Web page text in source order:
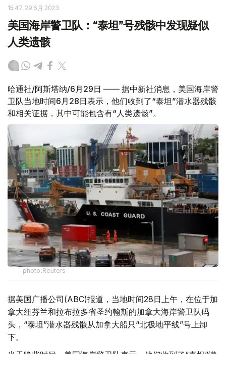
15:47, 29 6月 2023
美国海岸警卫队：“泰坦”号残骸中发现疑似
人类遗骸
哈通社/阿斯塔纳/6月29日 —— 据中新社消息，美国海岸警
卫队当地时间6月28日表示，他们收到了“泰坦”潜水器残骸
和相关证据，其中可能包含有“人类遗骸”。
photo:Reuters
据美国广播公司(ABC)报道，当地时间28日上午，在位于加
拿大纽芬兰和拉布拉多省圣约翰斯的加拿大海岸警卫队码
头，“泰坦”潜水器残骸从加拿大船只“北极地平线”号上卸
下。
当天晚些时候，美国海岸警卫队表示，他们收到了“泰坦”潜